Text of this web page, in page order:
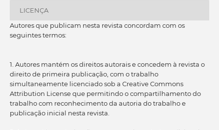
LICENÇA
Autores que publicam nesta revista concordam com os
seguintes termos:
1. Autores mantém os direitos autorais e concedem à revista o
direito de primeira publicação, com o trabalho
simultaneamente licenciado sob a Creative Commons
Attribution License que permitindo o compartilhamento do
trabalho com reconhecimento da autoria do trabalho e
publicação inicial nesta revista.